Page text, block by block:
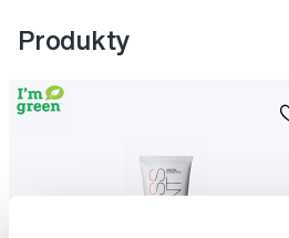
Produkty